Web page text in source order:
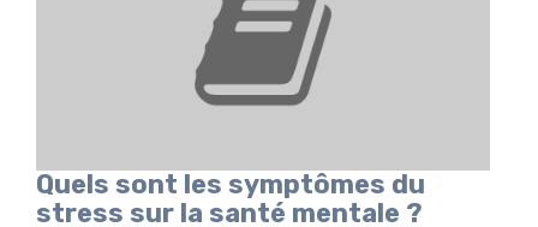
Quels sont les symptômes du
stress sur la santé mentale ?